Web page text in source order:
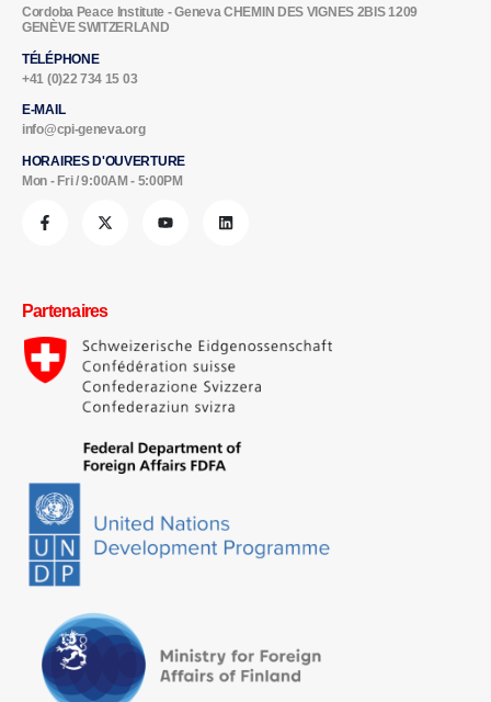
ADDRESSE
GENÈVE SWITZERLAND
TÉLÉPHONE
+41 (0)22 734 15 03
info@cpi-geneva.org
Mon - Fri / 9:00AM - 5:00PM
Partenaires